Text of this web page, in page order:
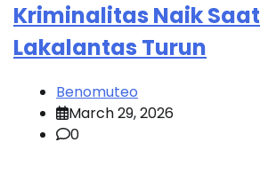
Kriminalitas Naik Saat
Lakalantas Turun
Benomuteo
March 29, 2026
0